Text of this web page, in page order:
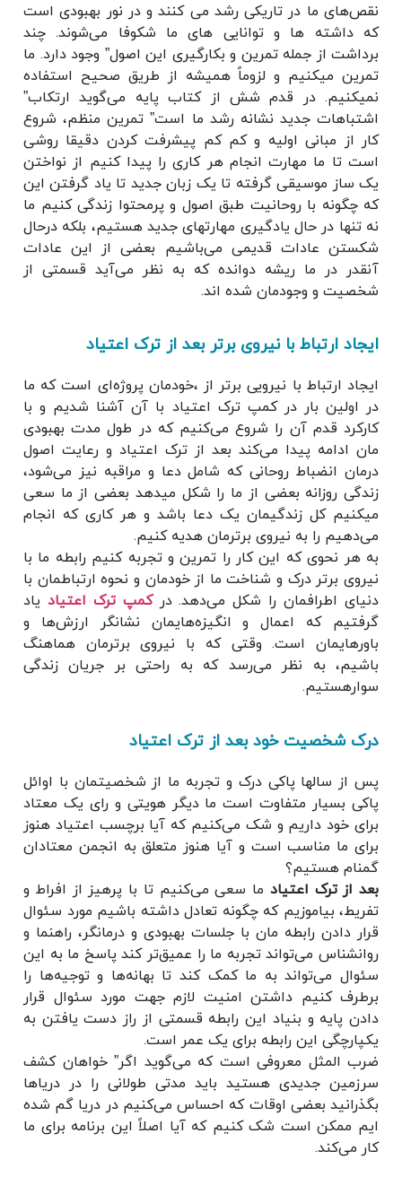
نقص‌های ما در تاریکی رشد می کنند و در نور بهبودی است
که داشته ها و توانایی های ما شکوفا می‌شوند. چند
برداشت از جمله تمرین و بکارگیری این اصول” وجود دارد. ما
تمرین میکنیم و لزوماً همیشه از طریق صحیح استفاده
نمیکنیم. در قدم شش از کتاب پایه می‌گوید ارتکاب”
اشتباهات جدید نشانه رشد ما است” تمرین منظم، شروع
کار از مبانی اولیه و کم کم پیشرفت کردن دقیقا روشی
است تا ما مهارت انجام هر کاری را پیدا کنیم از نواختن
یک ساز موسیقی گرفته تا یک زبان جدید تا یاد گرفتن این
که چگونه با روحانیت طبق اصول و پرمحتوا زندگی کنیم ما
نه تنها در حال یادگیری مهارتهای جدید هستیم، بلکه درحال
شکستن عادات قدیمی می‌باشیم بعضی از این عادات
آنقدر در ما ریشه دوانده که به نظر می‌آید قسمتی از
شخصیت و وجودمان شده اند.
ایجاد ارتباط با نیروی برتر بعد از ترک اعتیاد
ایجاد ارتباط با نیرویی برتر از ،خودمان پروژه‌ای است که ما
در اولین بار در کمپ ترک اعتیاد با آن آشنا شدیم و با
کارکرد قدم آن را شروع می‌کنیم که در طول مدت بهبودی
مان ادامه پیدا می‌کند بعد از ترک اعتیاد و رعایت اصول
درمان انضباط روحانی که شامل دعا و مراقبه نیز می‌شود،
زندگی روزانه بعضی از ما را شکل میدهد بعضی از ما سعی
میکنیم کل زندگیمان یک دعا باشد و هر کاری که انجام
می‌دهیم را به نیروی برترمان هدیه کنیم.
به هر نحوی که این کار را تمرین و تجربه کنیم رابطه ما با
نیروی برتر درک و شناخت ما از خودمان و نحوه ارتباطمان با
دنیای اطرافمان را شکل می‌دهد. درکمپ ترک اعتیاد یاد
گرفتیم که اعمال و انگیزه‌هایمان نشانگر ارزش‌ها و
باورهایمان است. وقتی که با نیروی برترمان هماهنگ
باشیم، به نظر می‌رسد که به راحتی بر جریان زندگی
سوارهستیم.
درک شخصیت خود بعد از ترک اعتیاد
پس از سالها پاکی درک و تجربه ما از شخصیتمان با اوائل
پاکی بسیار متفاوت است ما دیگر هویتی و رای یک معتاد
برای خود داریم و شک می‌کنیم که آیا برچسب اعتیاد هنوز
برای ما مناسب است و آیا هنوز متعلق به انجمن معتادان
گمنام هستیم؟
بعد از ترک اعتیاد ما سعی می‌کنیم تا با پرهیز از افراط و
تفریط، بیاموزیم که چگونه تعادل داشته باشیم مورد سئوال
قرار دادن رابطه مان با جلسات بهبودی و درمانگر، راهنما و
روانشناس می‌تواند تجربه ما را عمیق‌تر کند پاسخ ما به این
سئوال می‌تواند به ما کمک کند تا بهانه‌ها و توجیه‌ها را
برطرف کنیم داشتن امنیت لازم جهت مورد سئوال قرار
دادن پایه و بنیاد این رابطه قسمتی از راز دست یافتن به
یکپارچگی این رابطه برای یک عمر است.
ضرب المثل معروفی است که می‌گوید اگر” خواهان کشف
سرزمین جدیدی هستید باید مدتی طولانی را در دریاها
بگذرانید بعضی اوقات که احساس می‌کنیم در دریا گم شده
ایم ممکن است شک کنیم که آیا اصلاً این برنامه برای ما
کار می‌کند.